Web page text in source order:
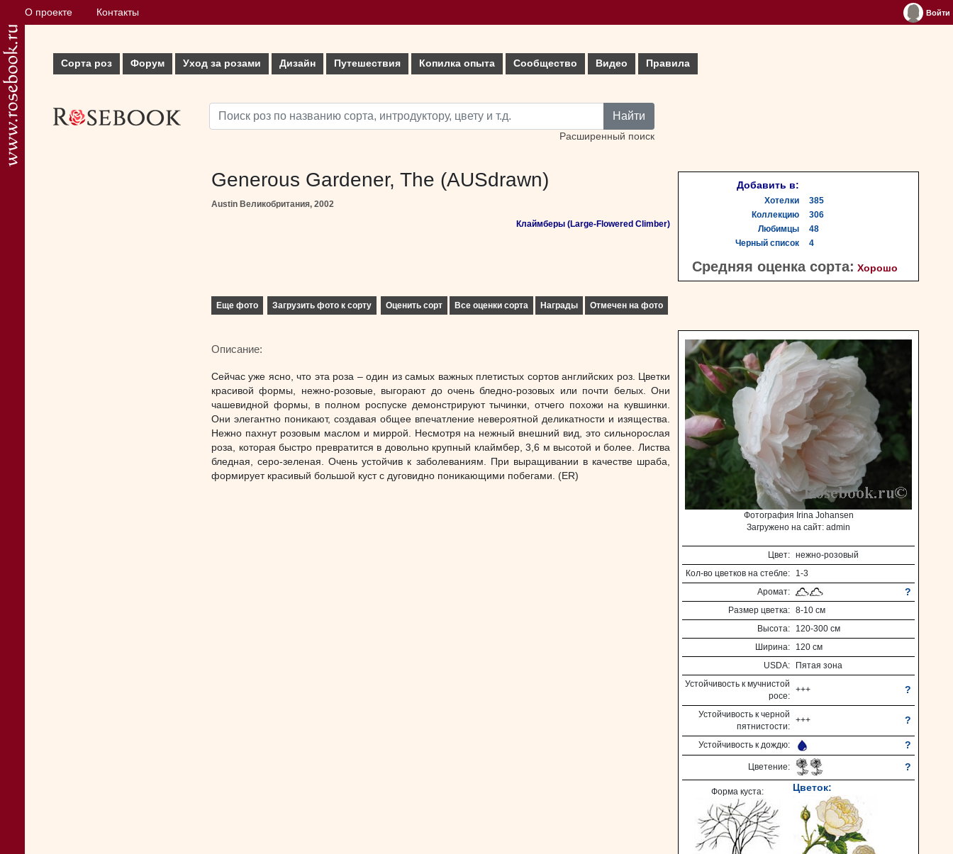
О проекте Контакты Войти
Сорта роз Форум Уход за розами Дизайн Путешествия Копилка опыта Сообщество Видео Правила
Найти
Расширенный поиск
Generous Gardener, The (AUSdrawn)
Austin Великобритания, 2002
Клаймберы (Large-Flowered Climber)
Добавить в:
Хотелки
385
Коллекцию
306
Любимцы
48
Черный список
4
Средняя оценка сорта: Хорошо
Еще фото Загрузить фото к сорту Оценить сорт Все оценки сорта Награды Отмечен на фото
Описание:
Сейчас уже ясно, что эта роза – один из самых важных плетистых сортов английских роз. Цветки
красивой формы, нежно-розовые, выгорают до очень бледно-розовых или почти белых. Они
чашевидной формы, в полном роспуске демонстрируют тычинки, отчего похожи на кувшинки.
Они элегантно поникают, создавая общее впечатление невероятной деликатности и изящества.
Нежно пахнут розовым маслом и миррой. Несмотря на нежный внешний вид, это сильнорослая
роза, которая быстро превратится в довольно крупный клаймбер, 3,6 м высотой и более. Листва
бледная, серо-зеленая. Очень устойчив к заболеваниям. При выращивании в качестве шраба,
формирует красивый большой куст с дуговидно поникающими побегами. (ER)
Фотография Irina Johansen
Загружено на сайт: admin
Цвет: нежно-розовый
Кол-во цветков на стебле: 1-3
Аромат: ?
Размер цветка: 8-10 см
Высота: 120-300 см
Ширина: 120 см
USDA: Пятая зона
Устойчивость к мучнистой
росе:
+++ ?
Устойчивость к черной
пятнистости:
+++ ?
Устойчивость к дождю: ?
Цветение: ?
Форма куста: Цветок: